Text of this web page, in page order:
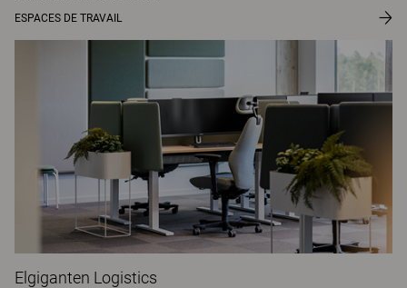
ESPACES DE TRAVAIL
Elgiganten Logistics